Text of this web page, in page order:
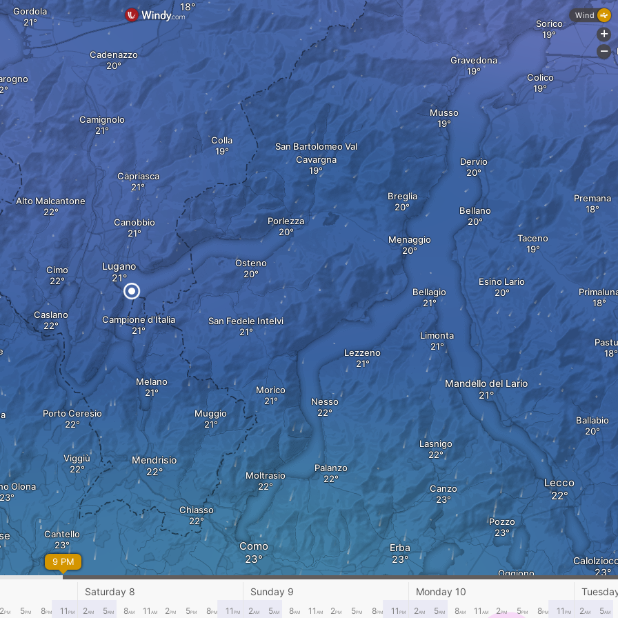
Caslano
Alto Malcantone
Lugano
Cimo
Canobbio
Capriasca
Campione d'Italia
Osteno
Porlezza
San Fedele Intelvi
Gordola
Camignolo
Cadenazzo
Colla
Olona
Viggiù
Porto Ceresio
Mendrisio
Muggio
Chiasso
Moltrasio
Melano
Morico
Limonta
Breglia
Menaggio
Bellagio
Bellano
Musso
San Bartolomeo Val
Cavargna
Dervio
Gravedona
Nesso
Palanzo
Canzo
Lasnigo
Lezzeno
Cantello
Como
Esino Lario
Taceno
Premana
Erba
Sorico
Colico
Lecco
Ballabio
Mandello del Lario
Pozzo
Oggiono
Nava
9 PM
Saturday 8 Sunday 9 Monday 10
2PM 5PM 8PM 11 PM 2AM 5AM 8AM 11 AM 2PM 5PM 8PM 11 PM 2AM 5AM 8AM 11 AM 2PM 5PM 8PM 11 PM 2AM 5AM 8AM 11 AM 2PM 5PM 8PM 11 PM 2AM 5AM
Wind
+
-